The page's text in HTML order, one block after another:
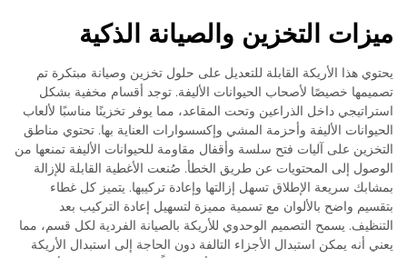
ميزات التخزين والصيانة الذكية
يحتوي هذا الأريكة القابلة للتعديل على حلول تخزين وصيانة مبتكرة تم
تصميمها خصيصًا لأصحاب الحيوانات الأليفة. توجد أقسام مخفية بشكل
استراتيجي داخل الذراعين وتحت المقاعد، مما يوفر تخزينًا مناسبًا لألعاب
الحيوانات الأليفة وأحزمة المشي وإكسسوارات العناية بها. تحتوي مناطق
التخزين على آليات فتح سلسة وأقفال مقاومة للحيوانات الأليفة تمنعها من
الوصول إلى المحتويات عن طريق الخطأ. صُنعت الأغطية القابلة للإزالة
بمشابك سريعة الإطلاق تسهل إزالتها وإعادة تركيبها. يتميز كل غطاء
بتقسيم واضح بالألوان مع تسمية مميزة لتسهيل إعادة التركيب بعد
التنظيف. يسمح التصميم الوحدوي للأريكة بالصيانة الفردية لكل قسم، مما
يعني أنه يمكن استبدال الأجزاء التالفة دون الحاجة إلى استبدال الأريكة